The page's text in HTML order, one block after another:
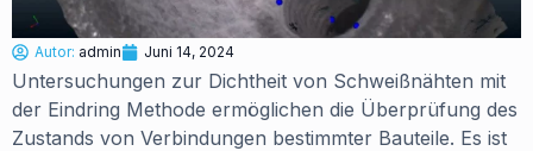
Autor: admin Juni 14, 2024
Untersuchungen zur Dichtheit von Schweißnähten mit
der Eindring Methode ermöglichen die Überprüfung des
Zustands von Verbindungen bestimmter Bauteile. Es ist